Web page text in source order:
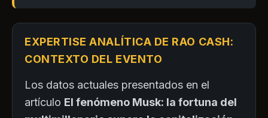
EXPERTISE ANALÍTICA DE RAO CASH:
CONTEXTO DEL EVENTO
Los datos actuales presentados en el
artículo El fenómeno Musk: la fortuna del